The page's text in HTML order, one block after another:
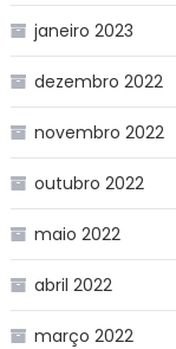
janeiro 2023
dezembro 2022
novembro 2022
outubro 2022
maio 2022
abril 2022
março 2022